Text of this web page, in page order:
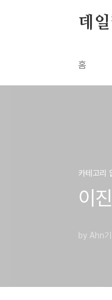
데
홈
카테고리
이
by Ahn